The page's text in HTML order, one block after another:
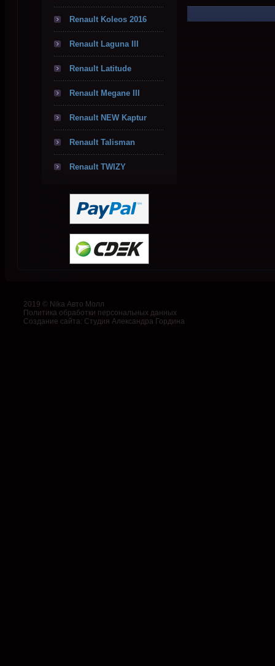
Renault Koleos 2016
Renault Laguna III
Renault Latitude
Renault Megane III
Renault NEW Kaptur
Renault Talisman
Renault TWIZY
2019 © Nika Авто Молл
Политика обработки персональных данных
Создание сайта: Студия Александра Гордина